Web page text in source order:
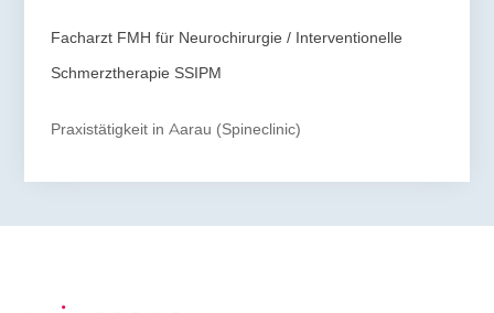
Facharzt FMH für Neurochirurgie / Interventionelle
Schmerztherapie SSIPM
Praxistätigkeit in Aarau (Spineclinic)